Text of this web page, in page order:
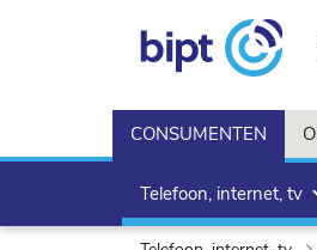
CONSUMENTEN
Telefoon, internet, tv